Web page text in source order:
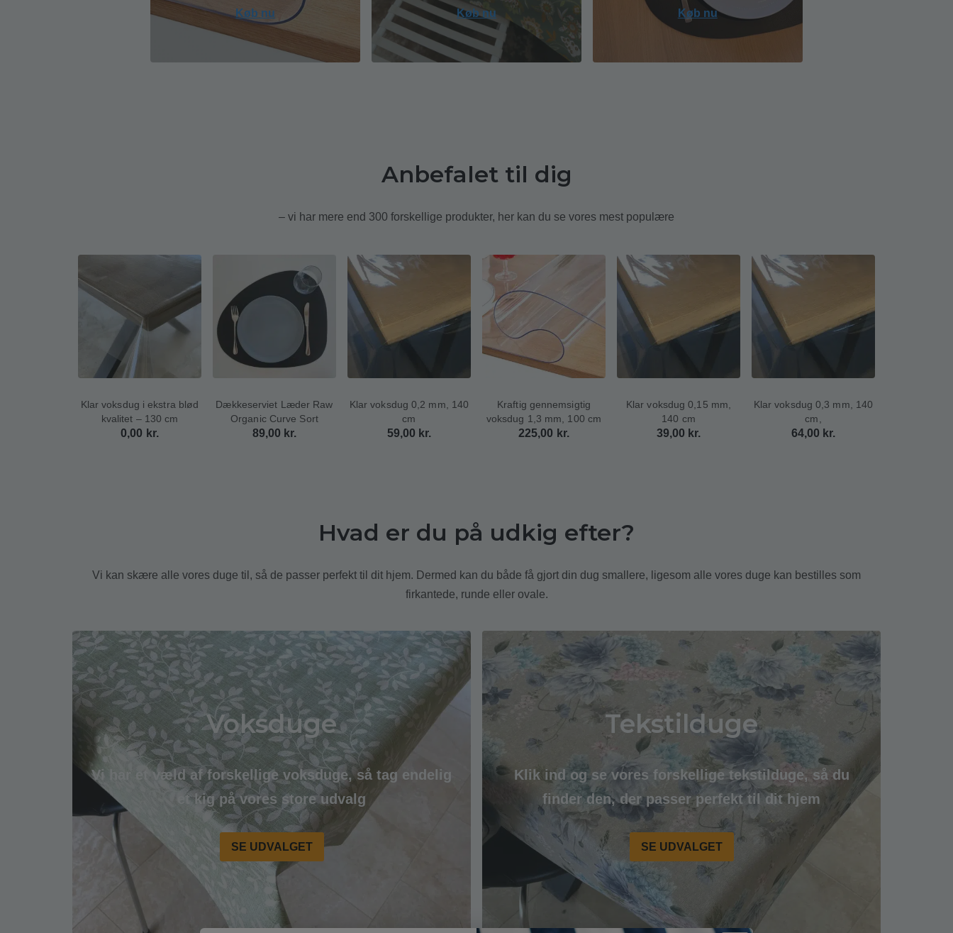
Køb nu Køb nu Køb nu
Anbefalet til dig
– vi har mere end 300 forskellige produkter, her kan du se vores mest populære
Klar voksdug i ekstra blød
kvalitet – 130 cm
0,00 kr.
Dækkeserviet Læder Raw
Organic Curve Sort
89,00 kr.
Klar voksdug 0,2 mm, 140
cm
59,00 kr.
Kraftig gennemsigtig
voksdug 1,3 mm, 100 cm
225,00 kr.
Klar voksdug 0,15 mm,
140 cm
39,00 kr.
Klar voksdug 0,3 mm, 140
cm,
64,00 kr.
Hvad er du på udkig efter?
Vi kan skære alle vores duge til, så de passer perfekt til dit hjem. Dermed kan du både få gjort din dug smallere, ligesom alle vores duge kan bestilles som
firkantede, runde eller ovale.
Voksduge
Vi har et væld af forskellige voksduge, så tag endelig
et kig på vores store udvalg
SE UDVALGET
Tekstilduge
Klik ind og se vores forskellige tekstilduge, så du
finder den, der passer perfekt til dit hjem
SE UDVALGET